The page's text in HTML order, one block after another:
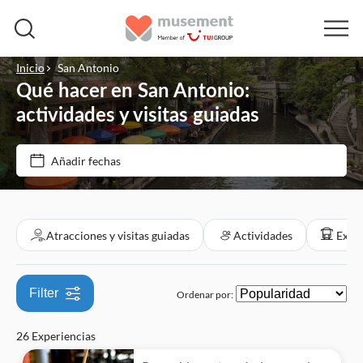
Inicio San Antonio
Qué hacer en San Antonio:
actividades y visitas guiadas
Añadir fechas
Precio (por adulto)
€ Máx. €
Tipo de entrada
Cancelación gratuita
Bono electrónico
Visita guiada
Entrada incluida
Atracciones y visitas guiadas
Tarjetas turísticas
Monumentos
Actividades
Actividades en la ciudad
Paradas libres
Actividades al aire libre
Excursiones de un día
Cultura e historia
Entradas y eventos
Atracciones y visitas guiadas Actividades
Filter Ordenar por:
26 Experiencias